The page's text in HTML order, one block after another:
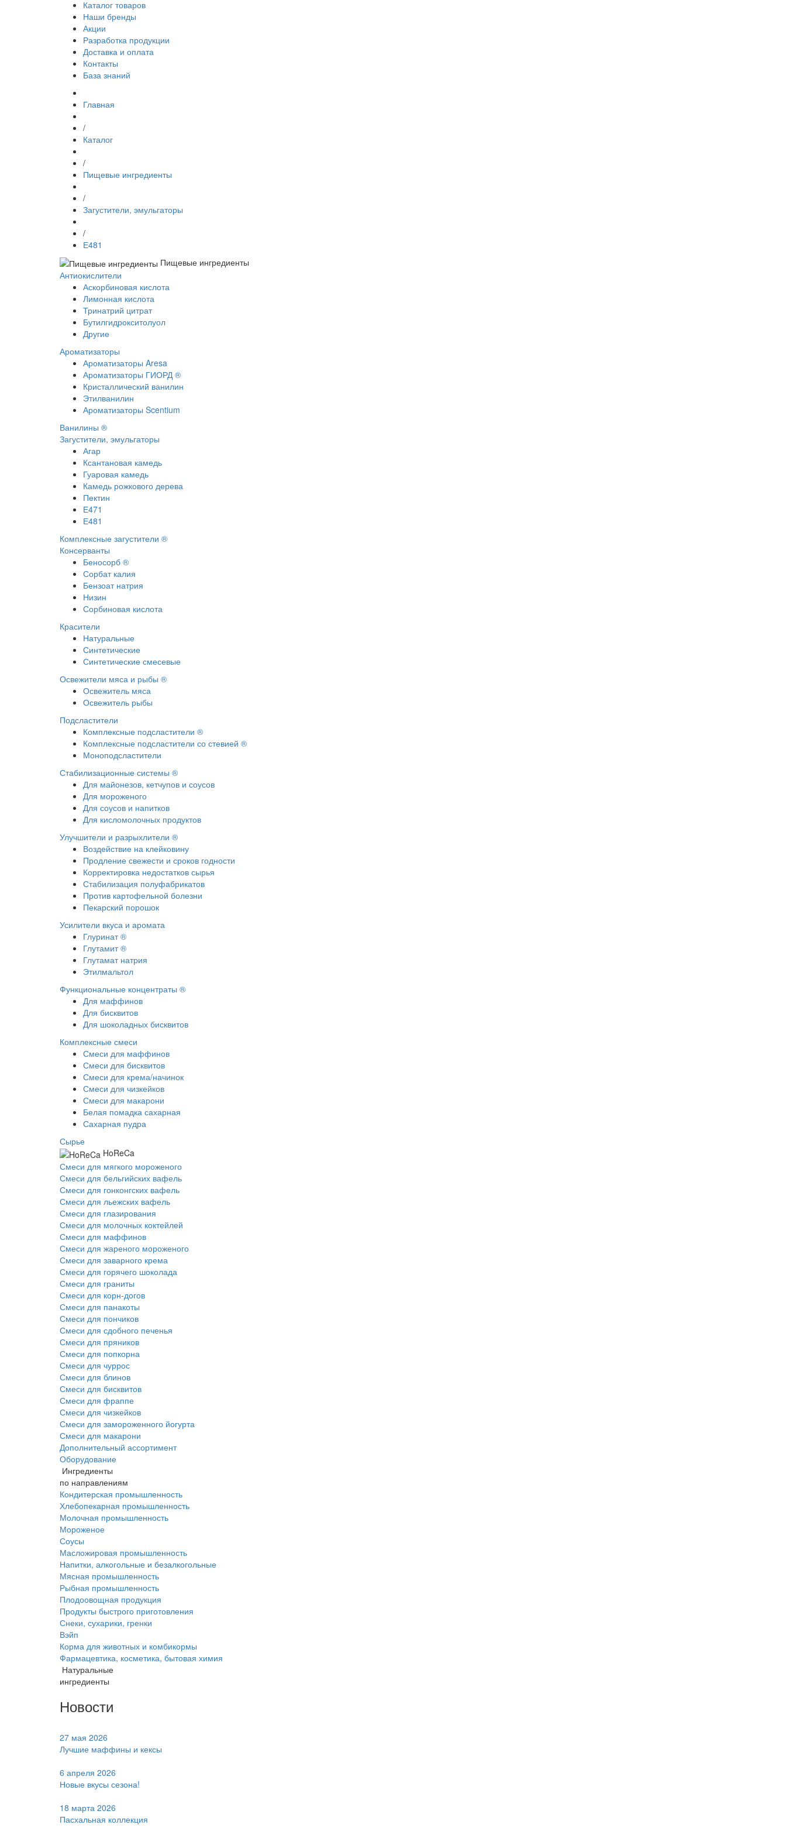
Каталог товаров
Наши бренды
Акции
Разработка продукции
Доставка и оплата
Контакты
База знаний
Главная
/
Каталог
/
Пищевые ингредиенты
/
Загустители, эмульгаторы
/
Е481
Пищевые ингредиенты
Антиокислители
Аскорбиновая кислота
Лимонная кислота
Тринатрий цитрат
Бутилгидрокситолуол
Другие
Ароматизаторы
Ароматизаторы Aresa
Ароматизаторы ГИОРД ®
Кристаллический ванилин
Этилванилин
Ароматизаторы Scentium
Ванилины ®
Загустители, эмульгаторы
Агар
Ксантановая камедь
Гуаровая камедь
Камедь рожкового дерева
Пектин
Е471
Е481
Комплексные загустители ®
Консерванты
Беносорб ®
Сорбат калия
Бензоат натрия
Низин
Сорбиновая кислота
Красители
Натуральные
Синтетические
Синтетические смесевые
Освежители мяса и рыбы ®
Освежитель мяса
Освежитель рыбы
Подсластители
Комплексные подсластители ®
Комплексные подсластители со стевией ®
Моноподсластители
Стабилизационные системы ®
Для майонезов, кетчупов и соусов
Для мороженого
Для соусов и напитков
Для кисломолочных продуктов
Улучшители и разрыхлители ®
Воздействие на клейковину
Продление свежести и сроков годности
Корректировка недостатков сырья
Стабилизация полуфабрикатов
Против картофельной болезни
Пекарский порошок
Усилители вкуса и аромата
Глуринат ®
Глутамит ®
Глутамат натрия
Этилмальтол
Функциональные концентраты ®
Для маффинов
Для бисквитов
Для шоколадных бисквитов
Комплексные смеси
Смеси для маффинов
Смеси для бисквитов
Смеси для крема/начинок
Смеси для чизкейков
Смеси для макарони
Белая помадка сахарная
Сахарная пудра
Сырье
HoReCa
Смеси для мягкого мороженого
Смеси для бельгийских вафель
Смеси для гонконгских вафель
Смеси для льежских вафель
Смеси для глазирования
Смеси для молочных коктейлей
Смеси для маффинов
Смеси для жареного мороженого
Смеси для заварного крема
Смеси для горячего шоколада
Смеси для граниты
Смеси для корн-догов
Смеси для панакоты
Смеси для пончиков
Смеси для сдобного печенья
Смеси для пряников
Смеси для попкорна
Смеси для чуррос
Смеси для блинов
Смеси для бисквитов
Смеси для фраппе
Смеси для чизкейков
Смеси для замороженного йогурта
Смеси для макарони
Дополнительный ассортимент
Оборудование
Ингредиенты
по направлениям
Кондитерская промышленность
Хлебопекарная промышленность
Молочная промышленность
Мороженое
Соусы
Масложировая промышленность
Напитки, алкогольные и безалкогольные
Мясная промышленность
Рыбная промышленность
Плодоовощная продукция
Продукты быстрого приготовления
Снеки, сухарики, гренки
Вэйп
Корма для животных и комбикормы
Фармацевтика, косметика, бытовая химия
Натуральные
ингредиенты
Новости
27 мая 2026
Лучшие маффины и кексы
6 апреля 2026
Новые вкусы сезона!
18 марта 2026
Пасхальная коллекция